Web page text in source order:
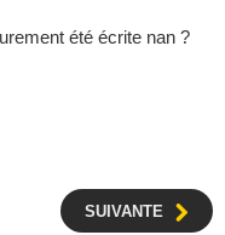
été écrite nan ?
SUIVANTE